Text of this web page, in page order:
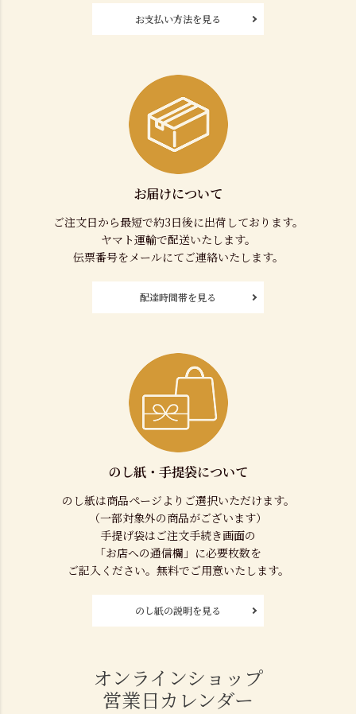
お支払い方法を見る
お届けについて
ご注文日から最短で約3日後に出荷しております。
ヤマト運輸で配送いたします。
伝票番号をメールにてご連絡いたします。
配達時間帯を見る
のし紙・手提袋について
のし紙は商品ページよりご選択いただけます。
（一部対象外の商品がございます）
手提げ袋はご注文手続き画面の
「お店への通信欄」に必要枚数を
ご記入ください。無料でご用意いたします。
のし紙の説明を見る
オンラインショップ
営業日カレンダー